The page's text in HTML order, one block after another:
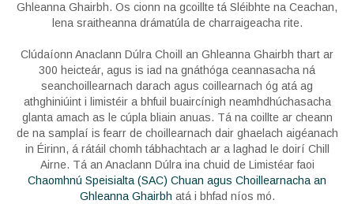
Ghleanna Ghairbh. Os cionn na gcoillte tá Sléibhte na Ceachan,
lena sraitheanna drámatúla de charraigeacha rite.
Clúdaíonn Anaclann Dúlra Choill an Ghleanna Ghairbh thart ar
300 heicteár, agus is iad na gnáthóga ceannasacha ná
seanchoillearnach darach agus coillearnach óg atá ag
athghiniúint i limistéir a bhfuil buaircínigh neamhdhúchasacha
glanta amach as le cúpla bliain anuas. Tá na coillte ar cheann
de na samplaí is fearr de choillearnach dair ghaelach aigéanach
in Éirinn, á rátáil chomh tábhachtach ar a laghad le doirí Chill
Airne. Tá an Anaclann Dúlra ina chuid de Limistéar faoi
Chaomhnú Speisialta (SAC) Chuan agus Choillearnacha an
Ghleanna Ghairbh atá i bhfad níos mó.